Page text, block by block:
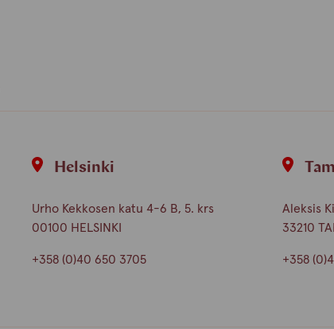
Helsinki
Urho Kekkosen katu 4-6 B, 5. krs
00100 HELSINKI
+358 (0)40 650 3705
Aleksis
33210
+358